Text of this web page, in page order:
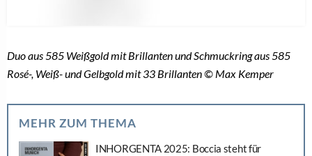
Duo aus 585 Weißgold mit Brillanten und Schmuckring aus 585
Rosé-, Weiß- und Gelbgold mit 33 Brillanten © Max Kemper
MEHR ZUM THEMA
INHORGENTA 2025: Boccia steht für